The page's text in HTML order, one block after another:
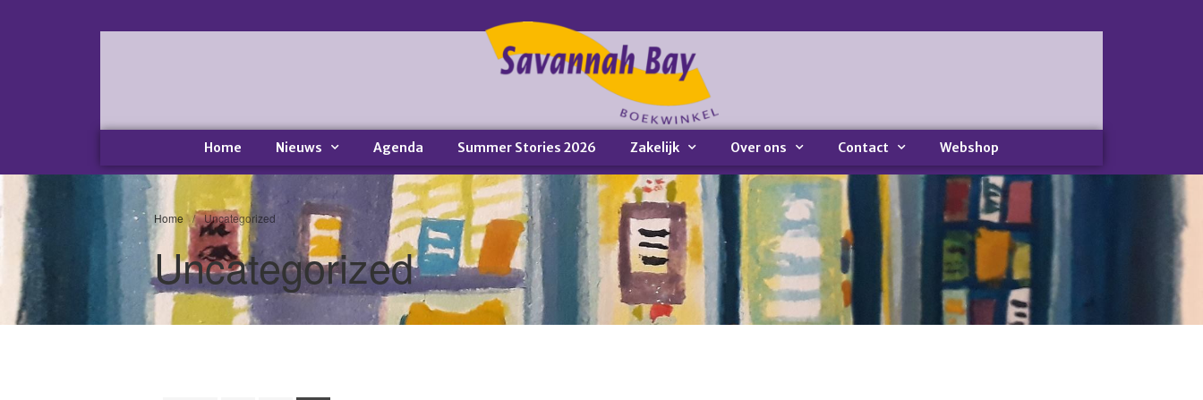
Agenda
Summer Stories 2026
Zakelijk
Algemeen
Verkoop op locatie
Voor Medewerkers en Relaties
Home Nieuws Agenda Summer Stories 2026 Zakelijk Over ons Contact Webshop
Home / Uncategorized
Uncategorized